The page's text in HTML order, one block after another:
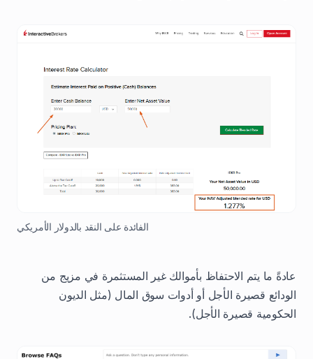
الفائدة على النقد بالدولار الأمريكي
عادةً ما يتم الاحتفاظ بأموالك غير المستثمرة في مزيج من
الودائع قصيرة الأجل أو أدوات سوق المال (مثل الديون
الحكومية قصيرة الأجل).